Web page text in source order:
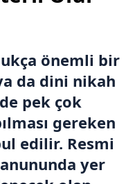
önemli bir
da dini nikah
pek çok
gereken
edilir. Resmi
yer